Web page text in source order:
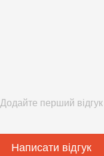
Додайте перший відгук
Написати відгук